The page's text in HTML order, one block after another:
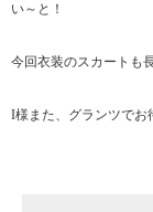
い～と！
今回衣装のスカートも
I様また、グランツでお